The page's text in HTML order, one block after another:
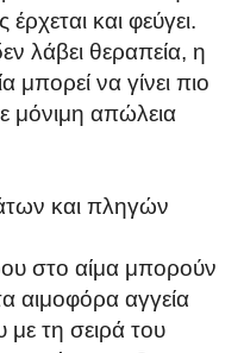
και φεύγει.
λάβει θεραπεία, η
μπορεί να γίνει πιο
μόνιμη απώλεια
και πληγών
στο αίμα μπορούν
αιμοφόρα αγγεία
τη σειρά του